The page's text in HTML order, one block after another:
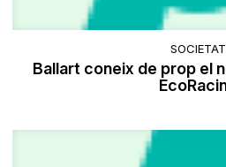
SOCIETAT
Ballart coneix de prop el